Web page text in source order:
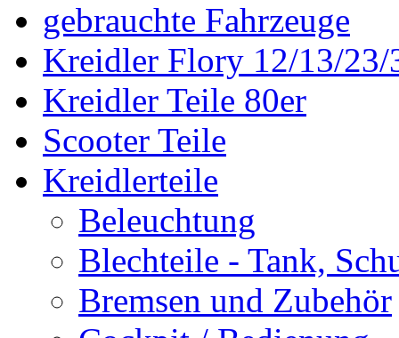
gebrauchte Fahrzeuge
Kreidler Flory 12/13/23/
Kreidler Teile 80er
Scooter Teile
Kreidlerteile
Beleuchtung
Blechteile - Tank,
Bremsen und Zubehör